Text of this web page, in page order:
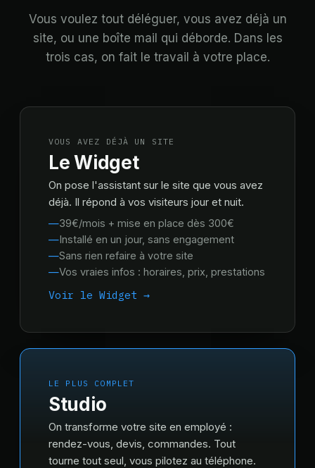
Vous voulez tout déléguer, vous avez déjà un
site, ou une boîte mail qui déborde. Dans les
trois cas, on fait le travail à votre place.
VOUS AVEZ DÉJÀ UN SITE
Le Widget
On pose l'assistant sur le site que vous avez
déjà. Il répond à vos visiteurs jour et nuit.
39€/mois + mise en place dès 300€
Installé en un jour, sans engagement
Sans rien refaire à votre site
Vos vraies infos : horaires, prix, prestations
Voir le Widget →
LE PLUS COMPLET
Studio
On transforme votre site en employé :
rendez-vous, devis, commandes. Tout
tourne tout seul, vous pilotez au téléphone.